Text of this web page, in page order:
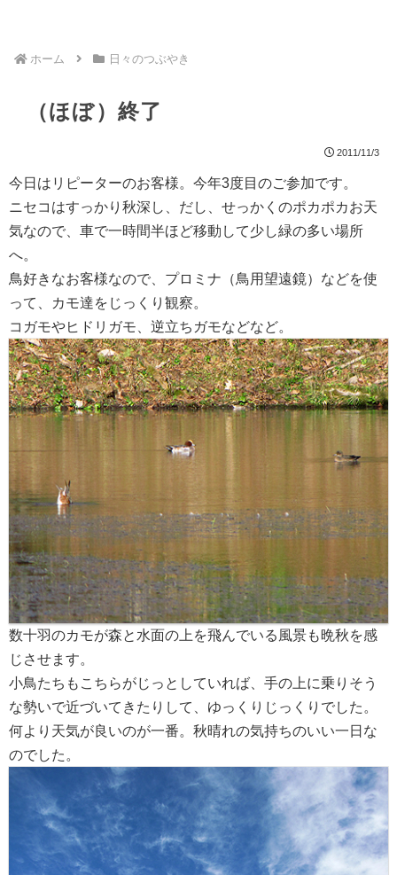
ホーム 日々のつぶやき
（ほぼ）終了
2011/11/3
今日はリピーターのお客様。今年3度目のご参加です。
ニセコはすっかり秋深し、だし、せっかくのポカポカお天
気なので、車で一時間半ほど移動して少し緑の多い場所
へ。
鳥好きなお客様なので、プロミナ（鳥用望遠鏡）などを使
って、カモ達をじっくり観察。
コガモやヒドリガモ、逆立ちガモなどなど。
数十羽のカモが森と水面の上を飛んでいる風景も晩秋を感
じさせます。
小鳥たちもこちらがじっとしていれば、手の上に乗りそう
な勢いで近づいてきたりして、ゆっくりじっくりでした。
何より天気が良いのが一番。秋晴れの気持ちのいい一日な
のでした。